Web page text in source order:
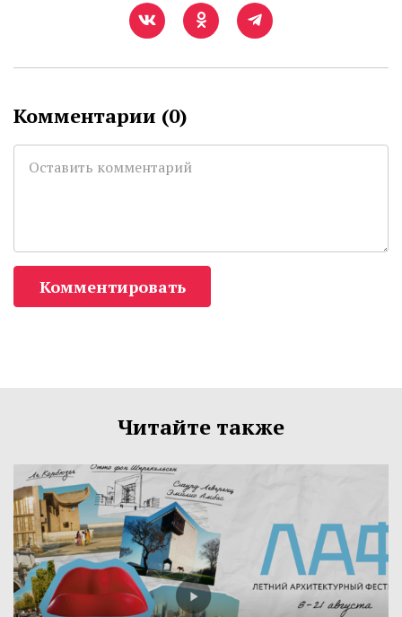
Комментарии (0)
Комментировать
Читайте также